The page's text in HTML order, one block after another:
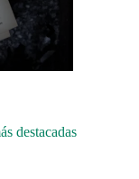
destacadas